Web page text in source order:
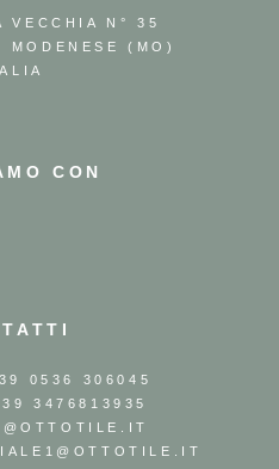
VECCHIA N° 35
(MO)
CON
0536 306045
3476813935